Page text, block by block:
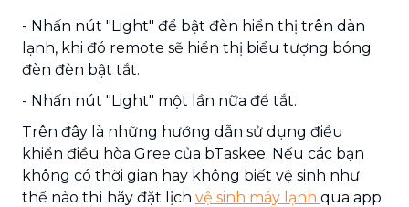
- Nhấn nút "Light" để bật đèn hiển thị trên dàn
lạnh, khi đó remote sẽ hiển thị biểu tượng bóng
đèn đèn bật tắt.
- Nhấn nút "Light" một lần nữa để tắt.
Trên đây là những hướng dẫn sử dụng điều
khiển điều hòa Gree của bTaskee. Nếu các bạn
không có thời gian hay không biết vệ sinh như
thế nào thì hãy đặt lịch vệ sinh máy lạnh qua app